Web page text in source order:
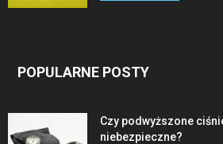
POPULARNE POSTY
Czy podwyższone
niebezpieczne?